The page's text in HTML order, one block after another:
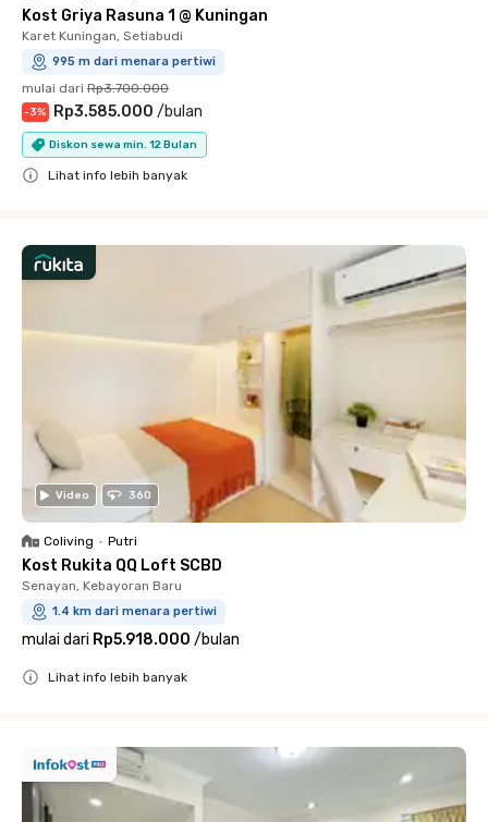
Kost Griya Rasuna 1 @ Kuningan
Karet Kuningan, Setiabudi
995 m dari menara pertiwi
mulai dari Rp3.700.000
-3% Rp3.585.000 /bulan
Diskon sewa min. 12 Bulan
Lihat info lebih banyak
Video 360
Coliving • Putri
Kost Rukita QQ Loft SCBD
Senayan, Kebayoran Baru
1.4 km dari menara pertiwi
mulai dari Rp5.918.000 /bulan
Lihat info lebih banyak